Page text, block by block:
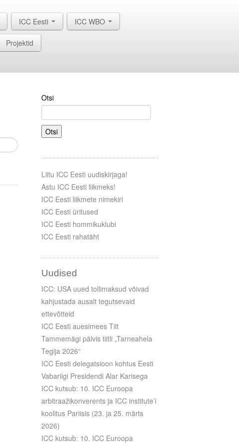
ICC Eesti ICC WBO
Projektid
Otsi
Otsi
Liitu ICC Eesti uudiskirjaga!
Astu ICC Eesti liikmeks!
ICC Eesti liikmete nimekiri
ICC Eesti üritused
ICC Eesti hommikuklubi
ICC Eesti rahatäht
Uudised
ICC: USA uued tollimaksud võivad
kahjustada ausalt tegutsevaid
ettevõtteid
ICC Eesti auesimees Tiit
Tammemägi pälvis tiitli „Tarneahela
Tegija 2026“
ICC Eesti delegatsioon kohtus Eesti
Vabariigi Presidendi Alar Karisega
ICC kutsub: 10. ICC Euroopa
arbitraažikonverents ja ICC institute’i
koolitus Pariisis (23. ja 25. märts
2026)
ICC kutsub: 10. ICC Euroopa